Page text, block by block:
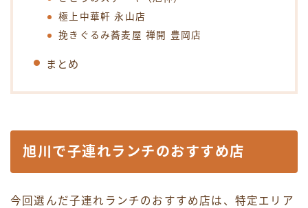
極上中華軒 永山店
挽きぐるみ蕎麦屋 禅開 豊岡店
まとめ
旭川で子連れランチのおすすめ店
今回選んだ子連れランチのおすすめ店は、特定エリア